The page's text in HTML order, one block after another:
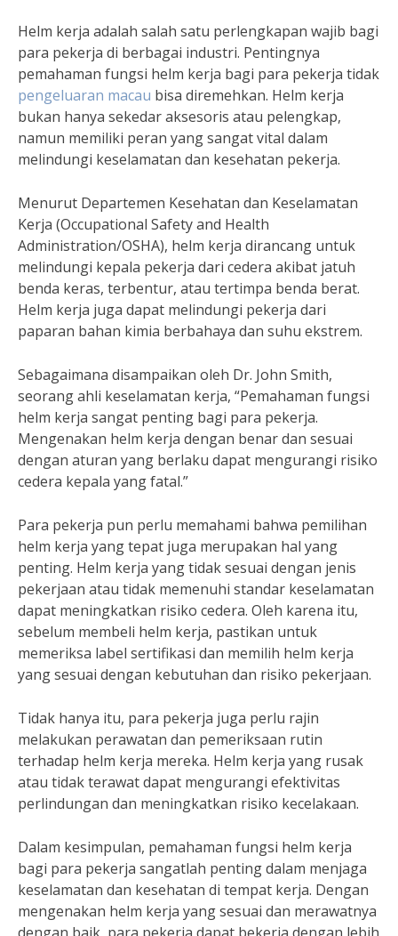
Helm kerja adalah salah satu perlengkapan wajib bagi
para pekerja di berbagai industri. Pentingnya
pemahaman fungsi helm kerja bagi para pekerja tidak
pengeluaran macau bisa diremehkan. Helm kerja
bukan hanya sekedar aksesoris atau pelengkap,
namun memiliki peran yang sangat vital dalam
melindungi keselamatan dan kesehatan pekerja.
Menurut Departemen Kesehatan dan Keselamatan
Kerja (Occupational Safety and Health
Administration/OSHA), helm kerja dirancang untuk
melindungi kepala pekerja dari cedera akibat jatuh
benda keras, terbentur, atau tertimpa benda berat.
Helm kerja juga dapat melindungi pekerja dari
paparan bahan kimia berbahaya dan suhu ekstrem.
Sebagaimana disampaikan oleh Dr. John Smith,
seorang ahli keselamatan kerja, “Pemahaman fungsi
helm kerja sangat penting bagi para pekerja.
Mengenakan helm kerja dengan benar dan sesuai
dengan aturan yang berlaku dapat mengurangi risiko
cedera kepala yang fatal.”
Para pekerja pun perlu memahami bahwa pemilihan
helm kerja yang tepat juga merupakan hal yang
penting. Helm kerja yang tidak sesuai dengan jenis
pekerjaan atau tidak memenuhi standar keselamatan
dapat meningkatkan risiko cedera. Oleh karena itu,
sebelum membeli helm kerja, pastikan untuk
memeriksa label sertifikasi dan memilih helm kerja
yang sesuai dengan kebutuhan dan risiko pekerjaan.
Tidak hanya itu, para pekerja juga perlu rajin
melakukan perawatan dan pemeriksaan rutin
terhadap helm kerja mereka. Helm kerja yang rusak
atau tidak terawat dapat mengurangi efektivitas
perlindungan dan meningkatkan risiko kecelakaan.
Dalam kesimpulan, pemahaman fungsi helm kerja
bagi para pekerja sangatlah penting dalam menjaga
keselamatan dan kesehatan di tempat kerja. Dengan
mengenakan helm kerja yang sesuai dan merawatnya